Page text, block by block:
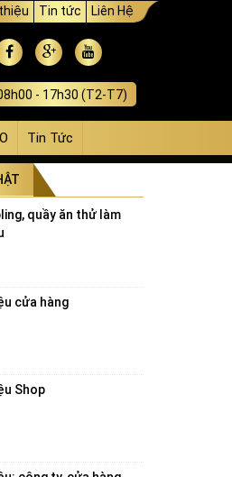
Tin tức Liên Hệ
- 17h30 (T2-T7)
Tin Tức
quầy ăn thử làm
cửa hàng
Shop